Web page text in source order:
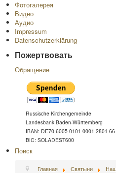
Фотогалерея
Видео
Аудио
Impressum
Datenschutzerklärung
Пожертвовать
Обращение
Russische Kirchengemeinde
Landesbank Baden-Württemberg
IBAN: DE70 6005 0101 0001 2801 66
BIC: SOLADEST600
Поиск
Главная Святыни